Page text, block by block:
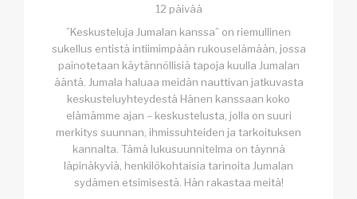
12 päivää
”Keskusteluja Jumalan kanssa” on riemullinen
sukellus entistä intiimimpään rukouselämään, jossa
painotetaan käytännöllisiä tapoja kuulla Jumalan
ääntä. Jumala haluaa meidän nauttivan jatkuvasta
keskusteluyhteydestä Hänen kanssaan koko
elämämme ajan – keskustelusta, jolla on suuri
merkitys suunnan, ihmissuhteiden ja tarkoituksen
kannalta. Tämä lukusuunnitelma on täynnä
läpinäkyviä, henkilökohtaisia tarinoita Jumalan
sydämen etsimisestä. Hän rakastaa meitä!